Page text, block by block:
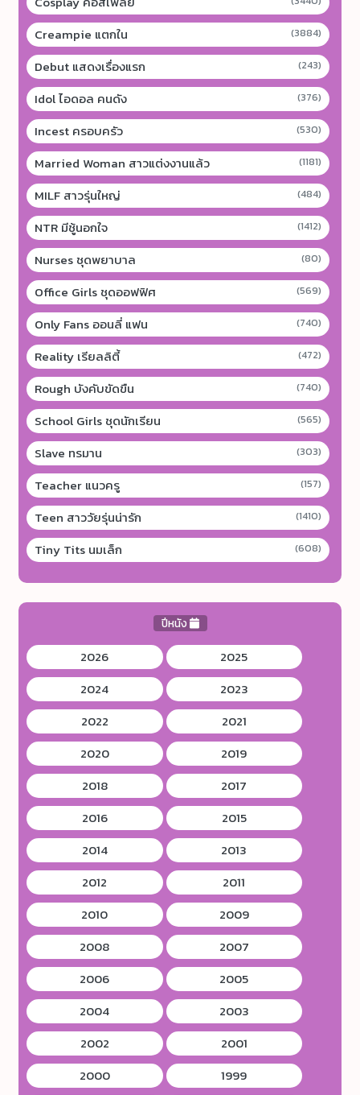
Creampie แตกใน (3884)
Debut แสดงเรื่องแรก (243)
Idol ไอดอล คนดัง (376)
Incest ครอบครัว (530)
Married Woman สาวแต่งงานแล้ว (1181)
MILF สาวรุ่นใหญ่ (484)
NTR มีชู้นอกใจ (1412)
Nurses ชุดพยาบาล (80)
Office Girls ชุดออฟฟิศ (569)
Only Fans ออนลี่ แฟน (740)
Reality เรียลลิตี้ (472)
Rough บังคับขัดขืน (740)
School Girls ชุดนักเรียน (565)
Slave ทรมาน (303)
Teacher แนวครู (157)
Teen สาววัยรุ่นน่ารัก (1410)
Tiny Tits นมเล็ก (608)
ปีหนัง
2026
2025
2024
2023
2022
2021
2020
2019
2018
2017
2016
2015
2014
2013
2012
2011
2010
2009
2008
2007
2006
2005
2004
2003
2002
2001
2000
1999